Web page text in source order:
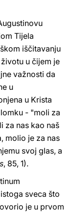
Tijela
iščitavanju
u čijem je
važnosti da
u
u Krista
- "moli za
za nas kao naš
molio je za nas
svoj glas, a
, 85, 1).
sveca što
je u prvom